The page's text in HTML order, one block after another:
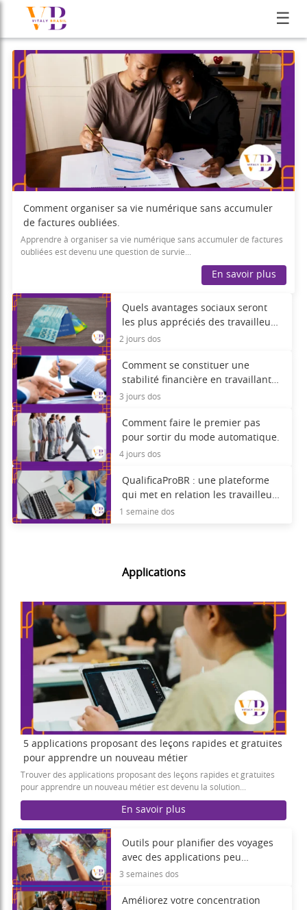
☰
Comment organiser sa vie numérique sans accumuler
de factures oubliées.
Apprendre à organiser sa vie numérique sans accumuler de factures
oubliées est devenu une question de survie...
En savoir plus
Quels avantages sociaux seront
les plus appréciés des travailleurs
en 2026 ?
2 jours dos
Comment se constituer une
stabilité financière en travaillant à
contrat ou en freelance.
3 jours dos
Comment faire le premier pas
pour sortir du mode automatique.
4 jours dos
QualificaProBR : une plateforme
qui met en relation les travailleurs
et les cours gratuits.
1 semaine dos
Applications
5 applications proposant des leçons rapides et gratuites
pour apprendre un nouveau métier
Trouver des applications proposant des leçons rapides et gratuites
pour apprendre un nouveau métier est devenu la solution...
En savoir plus
Outils pour planifier des voyages
avec des applications peu
connues
3 semaines dos
Améliorez votre concentration